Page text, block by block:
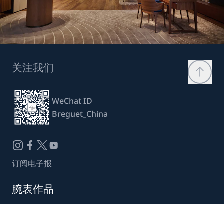
关注我们
WeChat ID
Breguet_China
订阅电子报
腕表作品